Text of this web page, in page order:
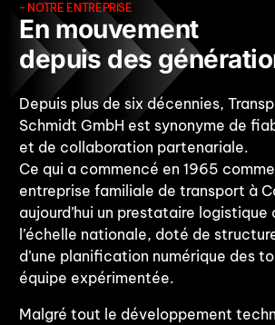
- NOTRE ENTREPRISE
En mouvement
depuis des
Depuis plus de six décennies,
Schmidt GmbH est synonyme de
et de collaboration partenariale.
Ce qui a commencé en 1965
entreprise familiale de transport à
aujourd’hui un prestataire
l’échelle nationale, doté de
d’une planification numérique des
équipe expérimentée.
Malgré tout le développement